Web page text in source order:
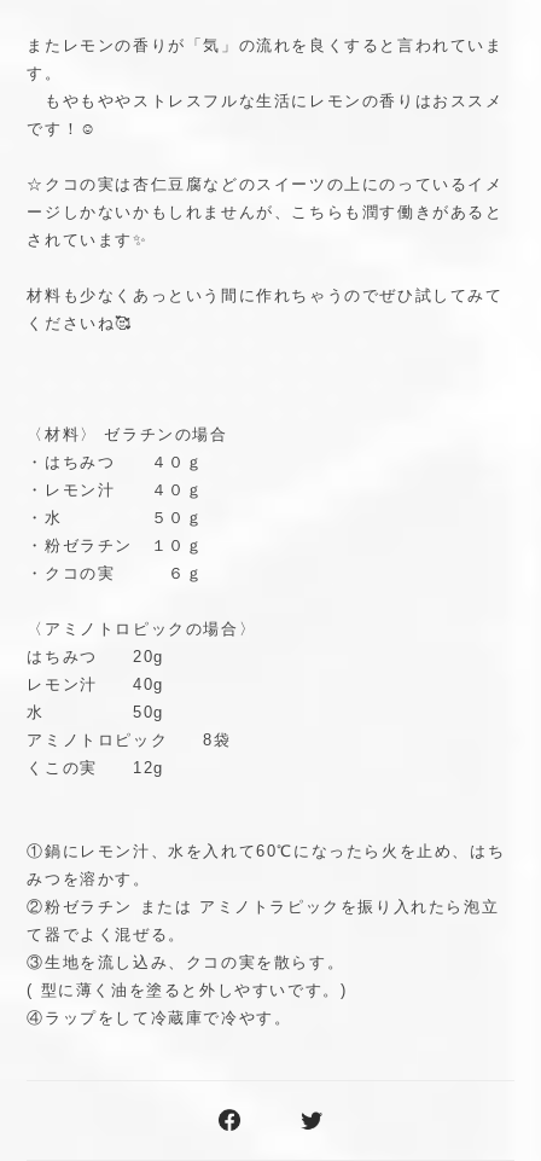
またレモンの香りが「気」の流れを良くすると言われていま
す。
もやもややストレスフルな生活にレモンの香りはおススメ
です！☺️
☆クコの実は杏仁豆腐などのスイーツの上にのっているイメ
ージしかないかもしれませんが、こちらも潤す働きがあると
されています✨
材料も少なくあっという間に作れちゃうのでぜひ試してみて
くださいね🥰
〈材料〉 ゼラチンの場合
・はちみつ ４０ｇ
・レモン汁 ４０ｇ
・水 ５０ｇ
・粉ゼラチン １０ｇ
・クコの実 ６ｇ
〈アミノトロピックの場合〉
はちみつ 20g
レモン汁 40g
水 50g
アミノトロピック 8袋
くこの実 12g
①鍋にレモン汁、水を入れて60℃になったら火を止め、はち
みつを溶かす。
②粉ゼラチン または アミノトラピックを振り入れたら泡立
て器でよく混ぜる。
③生地を流し込み、クコの実を散らす。
( 型に薄く油を塗ると外しやすいです。)
④ラップをして冷蔵庫で冷やす。